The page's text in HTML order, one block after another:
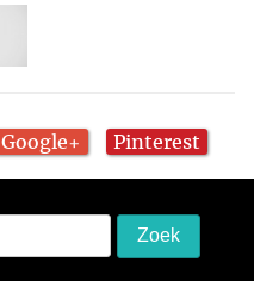
Google+ Pinterest